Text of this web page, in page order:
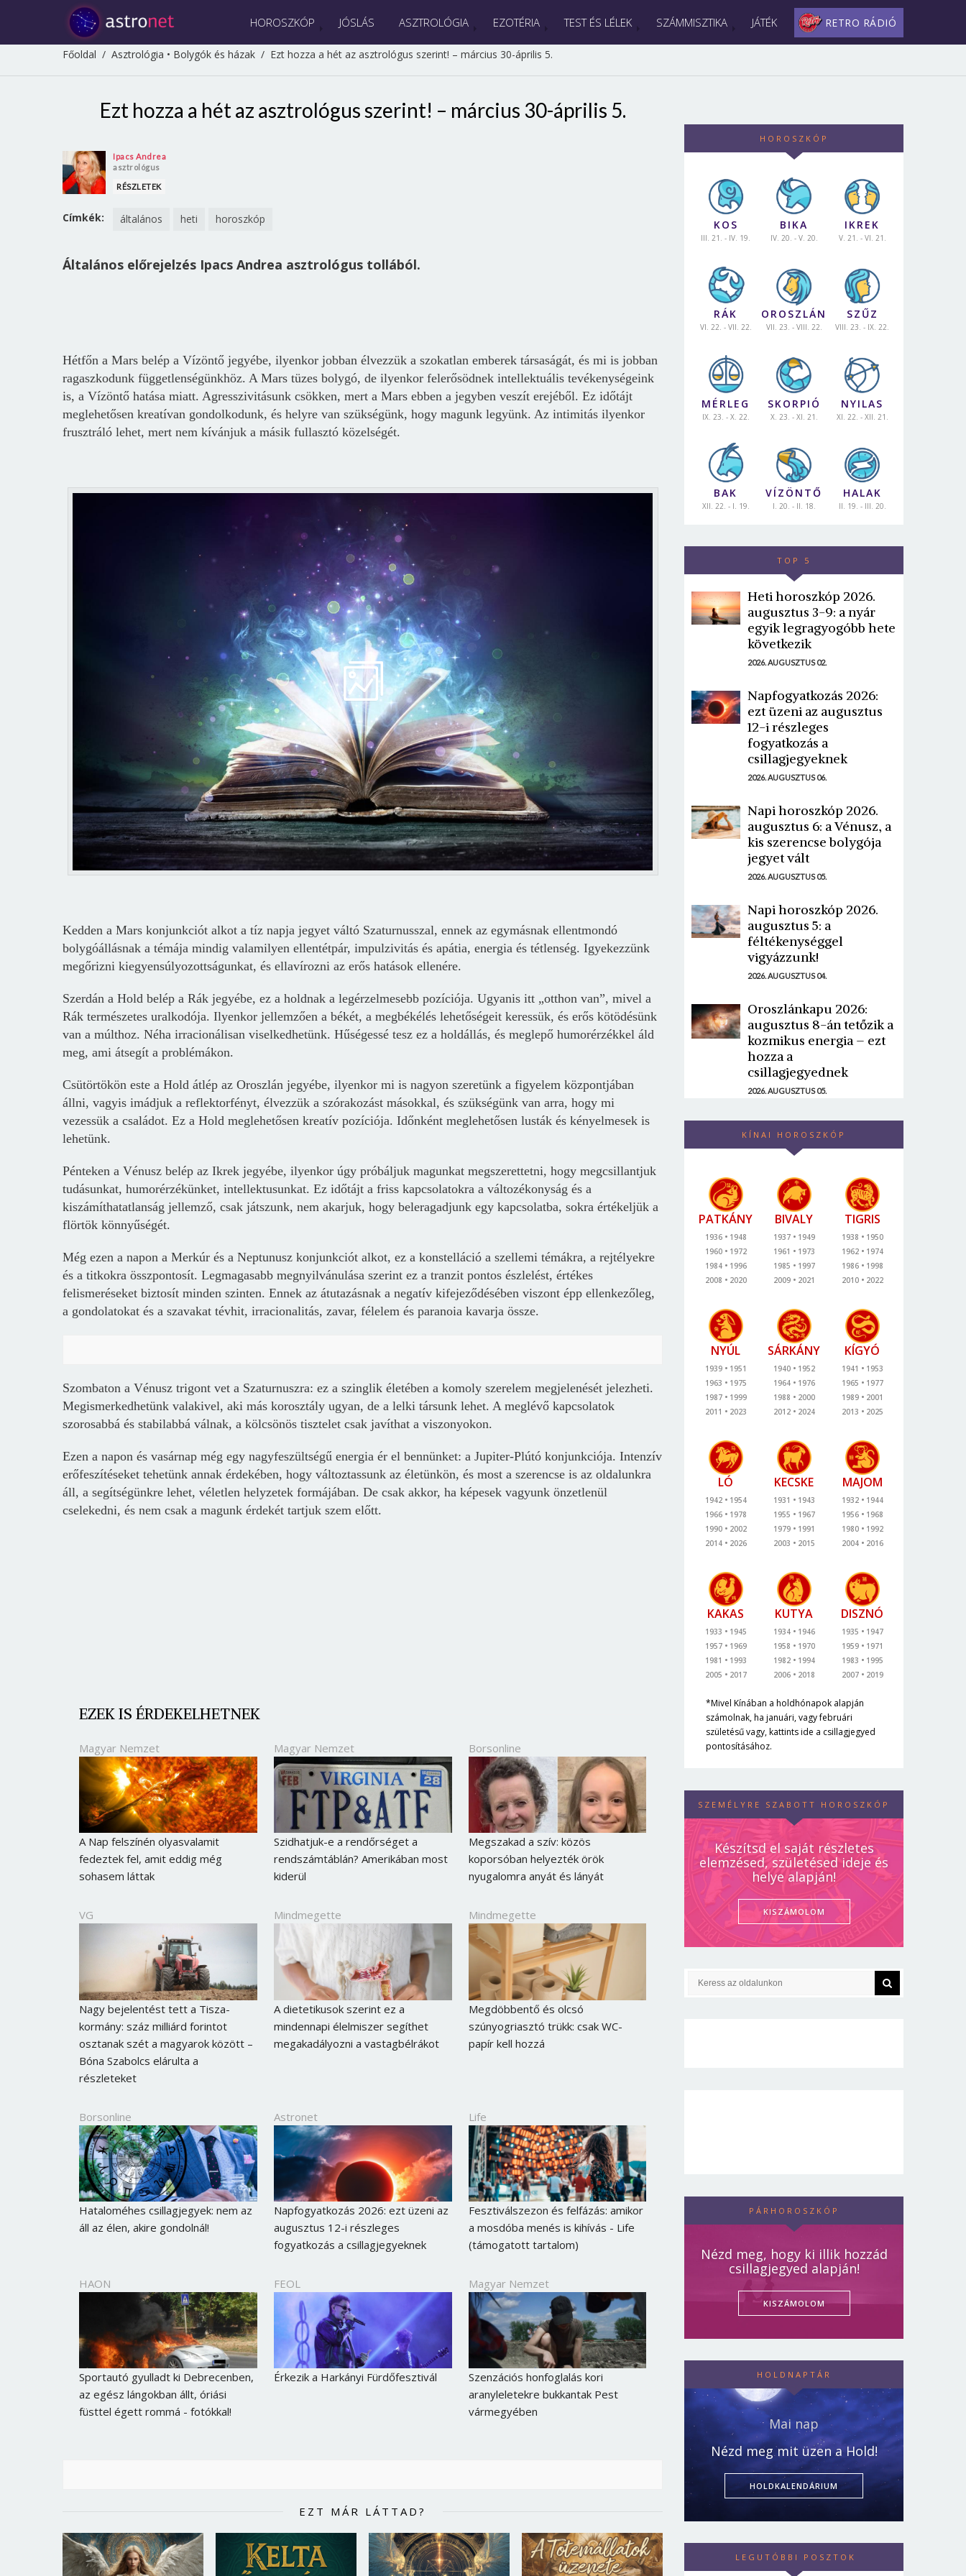
HOROSZKÓP JÓSLÁS ASZTROLÓGIA EZOTÉRIA TEST ÉS LÉLEK SZÁMMISZTIKA JÁTÉK RETRO RÁDIÓ
Főoldal / Asztrológia • Bolygók és házak / Ezt hozza a hét az asztrológus szerint! – március 30-április 5.
Ezt hozza a hét az asztrológus szerint! – március 30-április 5.
Ipacs Andrea
asztrológus
RÉSZLETEK
Címkék: általános heti horoszkóp
Általános előrejelzés Ipacs Andrea asztrológus tollából.
Hétfőn a Mars belép a Vízöntő jegyébe, ilyenkor jobban élvezzük a szokatlan emberek társaságát, és mi is jobban
ragaszkodunk függetlenségünkhöz. A Mars tüzes bolygó, de ilyenkor felerősödnek intellektuális tevékenységeink
is, a Vízöntő hatása miatt. Agresszivitásunk csökken, mert a Mars ebben a jegyben veszít erejéből. Ez időtájt
meglehetősen kreatívan gondolkodunk, és helyre van szükségünk, hogy magunk legyünk. Az intimitás ilyenkor
frusztráló lehet, mert nem kívánjuk a másik fullasztó közelségét.
Kedden a Mars konjunkciót alkot a tíz napja jegyet váltó Szaturnusszal, ennek az egymásnak ellentmondó
bolygóállásnak a témája mindig valamilyen ellentétpár, impulzivitás és apátia, energia és tétlenség. Igyekezzünk
megőrizni kiegyensúlyozottságunkat, és ellavírozni az erős hatások ellenére.
Szerdán a Hold belép a Rák jegyébe, ez a holdnak a legérzelmesebb pozíciója. Ugyanis itt „otthon van”, mivel a
Rák természetes uralkodója. Ilyenkor jellemzően a békét, a megbékélés lehetőségeit keressük, és erős kötödésünk
van a múlthoz. Néha irracionálisan viselkedhetünk. Hűségessé tesz ez a holdállás, és meglepő humorérzékkel áld
meg, ami átsegít a problémákon.
Csütörtökön este a Hold átlép az Oroszlán jegyébe, ilyenkor mi is nagyon szeretünk a figyelem központjában
állni, vagyis imádjuk a reflektorfényt, élvezzük a szórakozást másokkal, és szükségünk van arra, hogy mi
vezessük a családot. Ez a Hold meglehetősen kreatív pozíciója. Időnként meglehetősen lusták és kényelmesek is
lehetünk.
Pénteken a Vénusz belép az Ikrek jegyébe, ilyenkor úgy próbáljuk magunkat megszerettetni, hogy megcsillantjuk
tudásunkat, humorérzékünket, intellektusunkat. Ez időtájt a friss kapcsolatokra a változékonyság és a
kiszámíthatatlanság jellemző, csak játszunk, nem akarjuk, hogy beleragadjunk egy kapcsolatba, sokra értékeljük a
flörtök könnyűségét.
Még ezen a napon a Merkúr és a Neptunusz konjunkciót alkot, ez a konstelláció a szellemi témákra, a rejtélyekre
és a titkokra összpontosít. Legmagasabb megnyilvánulása szerint ez a tranzit pontos észlelést, értékes
felismeréseket biztosít minden szinten. Ennek az átutazásnak a negatív kifejeződésében viszont épp ellenkezőleg,
a gondolatokat és a szavakat tévhit, irracionalitás, zavar, félelem és paranoia kavarja össze.
Szombaton a Vénusz trigont vet a Szaturnuszra: ez a szinglik életében a komoly szerelem megjelenését jelezheti.
Megismerkedhetünk valakivel, aki más korosztály ugyan, de a lelki társunk lehet. A meglévő kapcsolatok
szorosabbá és stabilabbá válnak, a kölcsönös tisztelet csak javíthat a viszonyokon.
Ezen a napon és vasárnap még egy nagyfeszültségű energia ér el bennünket: a Jupiter-Plútó konjunkciója. Intenzív
erőfeszítéseket tehetünk annak érdekében, hogy változtassunk az életünkön, és most a szerencse is az oldalunkra
áll, a segítségünkre lehet, véletlen helyzetek formájában. De csak akkor, ha képesek vagyunk önzetlenül
cselekedni, és nem csak a magunk érdekét tartjuk szem előtt.
EZEK IS ÉRDEKELHETNEK
Magyar Nemzet
A Nap felszínén olyasvalamit
fedeztek fel, amit eddig még
sohasem láttak
Magyar Nemzet
Szidhatjuk-e a rendőrséget a
rendszámtáblán? Amerikában most
kiderül
Borsonline
Megszakad a szív: közös
koporsóban helyezték örök
nyugalomra anyát és lányát
VG
Nagy bejelentést tett a Tisza-
kormány: száz milliárd forintot
osztanak szét a magyarok között –
Bóna Szabolcs elárulta a
részleteket
Mindmegette
A dietetikusok szerint ez a
mindennapi élelmiszer segíthet
megakadályozni a vastagbélrákot
Mindmegette
Megdöbbentő és olcsó
szúnyogriasztó trükk: csak WC-
papír kell hozzá
Borsonline
Hataloméhes csillagjegyek: nem az
áll az élen, akire gondolnál!
Astronet
Napfogyatkozás 2026: ezt üzeni az
augusztus 12-i részleges
fogyatkozás a csillagjegyeknek
Life
Fesztiválszezon és felfázás: amikor
a mosdóba menés is kihívás - Life
(támogatott tartalom)
HAON
Sportautó gyulladt ki Debrecenben,
az egész lángokban állt, óriási
füsttel égett rommá - fotókkal!
FEOL
Érkezik a Harkányi Fürdőfesztivál
Magyar Nemzet
Szenzációs honfoglalás kori
aranyleletekre bukkantak Pest
vármegyében
EZT MÁR LÁTTAD?
HOROSZKÓP
KOS
III. 21. - IV. 19.
BIKA
IV. 20. - V. 20.
IKREK
V. 21. - VI. 21.
RÁK
VI. 22. - VII. 22.
OROSZLÁN
VII. 23. - VIII. 22.
SZŰZ
VIII. 23. - IX. 22.
MÉRLEG
IX. 23. - X. 22.
SKORPIÓ
X. 23. - XI. 21.
NYILAS
XI. 22. - XII. 21.
BAK
XII. 22. - I. 19.
VÍZÖNTŐ
I. 20. - II. 18.
HALAK
II. 19. - III. 20.
TOP 5
Heti horoszkóp 2026.
augusztus 3-9: a nyár
egyik legragyogóbb hete
következik
2026. AUGUSZTUS 02.
Napfogyatkozás 2026:
ezt üzeni az augusztus
12-i részleges
fogyatkozás a
csillagjegyeknek
2026. AUGUSZTUS 06.
Napi horoszkóp 2026.
augusztus 6: a Vénusz, a
kis szerencse bolygója
jegyet vált
2026. AUGUSZTUS 05.
Napi horoszkóp 2026.
augusztus 5: a
féltékenységgel
vigyázzunk!
2026. AUGUSZTUS 04.
Oroszlánkapu 2026:
augusztus 8-án tetőzik a
kozmikus energia – ezt
hozza a
csillagjegyednek
2026. AUGUSZTUS 05.
KÍNAI HOROSZKÓP
PATKÁNY
1936
1948
1960
1972
1984
1996
2008
2020
BIVALY
1937
1949
1961
1973
1985
1997
2009
2021
TIGRIS
1938
1950
1962
1974
1986
1998
2010
2022
NYÚL
1939
1951
1963
1975
1987
1999
2011
2023
SÁRKÁNY
1940
1952
1964
1976
1988
2000
2012
2024
KÍGYÓ
1941
1953
1965
1977
1989
2001
2013
2025
LÓ
1942
1954
1966
1978
1990
2002
2014
2026
KECSKE
1931
1943
1955
1967
1979
1991
2003
2015
MAJOM
1932
1944
1956
1968
1980
1992
2004
2016
KAKAS
1933
1945
1957
1969
1981
1993
2005
2017
KUTYA
1934
1946
1958
1970
1982
1994
2006
2018
DISZNÓ
1935
1947
1959
1971
1983
1995
2007
2019
*Mivel Kínában a holdhónapok alapján
számolnak, ha januári, vagy februári
születésű vagy, kattints ide a csillagjegyed
pontosításához.
SZEMÉLYRE SZABOTT HOROSZKÓP
Készítsd el saját részletes
elemzésed, születésed ideje és
helye alapján!
KISZÁMOLOM
PÁRHOROSZKÓP
Nézd meg, hogy ki illik hozzád
csillagjegyed alapján!
KISZÁMOLOM
HOLDNAPTÁR
Mai nap
Nézd meg mit üzen a Hold!
HOLDKALENDÁRIUM
LEGUTÓBBI POSZTOK